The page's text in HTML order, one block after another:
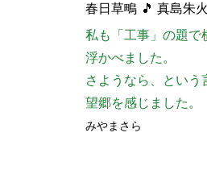
春日草鴫 🎵 真島朱火
私も「工事」の題で
浮かべました。
さようなら、とい
望郷を感じました。
みやまさら